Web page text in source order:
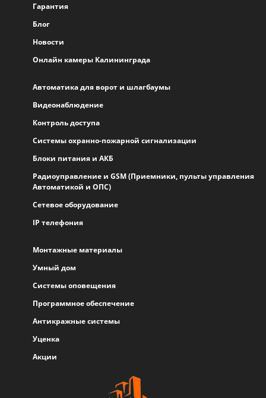
Гарантия
Блог
Новости
Онлайн камеры Калининграда
Автоматика для ворот и шлагбаумы
Видеонаблюдение
Контроль доступа
Системы охранно-пожарной сигнализации
Блоки питания и АКБ
Радиоуправление и GSM (Приемники, пульты управления
Автоматикой и ОПС)
Сетевое оборудование
IP телефония
Монтажные материалы
Умный дом
Системы оповещения
Программное обеспечение
Антикражные системы
Уценка
Акции